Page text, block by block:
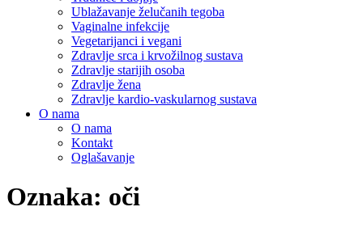
Ublažavanje želučanih tegoba
Vaginalne infekcije
Vegetarijanci i vegani
Zdravlje srca i krvožilnog sustava
Zdravlje starijih osoba
Zdravlje žena
Zdravlje kardio-vaskularnog sustava
O nama
O nama
Kontakt
Oglašavanje
Oznaka: oči